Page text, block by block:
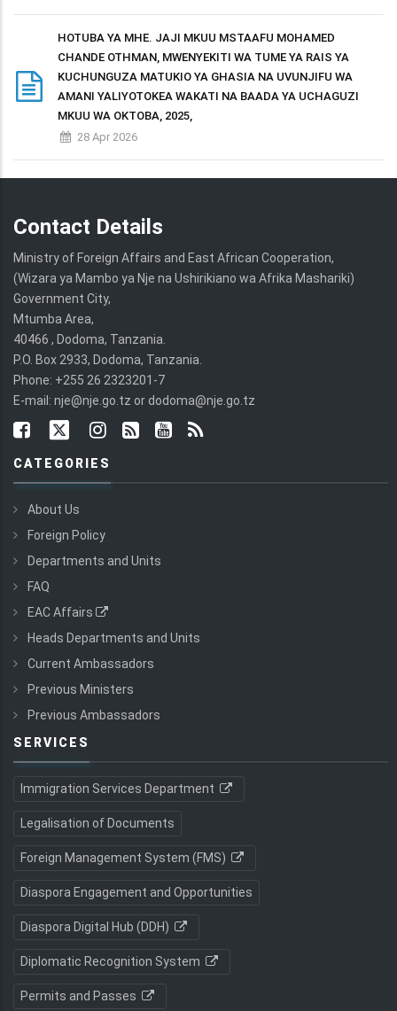
HOTUBA YA MHE. JAJI MKUU MSTAAFU MOHAMED
CHANDE OTHMAN, MWENYEKITI WA TUME YA RAIS YA
KUCHUNGUZA MATUKIO YA GHASIA NA UVUNJIFU WA
AMANI YALIYOTOKEA WAKATI NA BAADA YA UCHAGUZI
MKUU WA OKTOBA, 2025,
28 Apr 2026
Contact Details
Ministry of Foreign Affairs and East African Cooperation,
(Wizara ya Mambo ya Nje na Ushirikiano wa Afrika Mashariki)
Government City,
Mtumba Area,
40466 , Dodoma, Tanzania.
P.O. Box 2933, Dodoma, Tanzania.
Phone: +255 26 2323201-7
E-mail: nje@nje.go.tz or dodoma@nje.go.tz
CATEGORIES
About Us
Foreign Policy
Departments and Units
FAQ
EAC Affairs
Heads Departments and Units
Current Ambassadors
Previous Ministers
Previous Ambassadors
SERVICES
Immigration Services Department
Legalisation of Documents
Foreign Management System (FMS)
Diaspora Engagement and Opportunities
Diaspora Digital Hub (DDH)
Diplomatic Recognition System
Permits and Passes